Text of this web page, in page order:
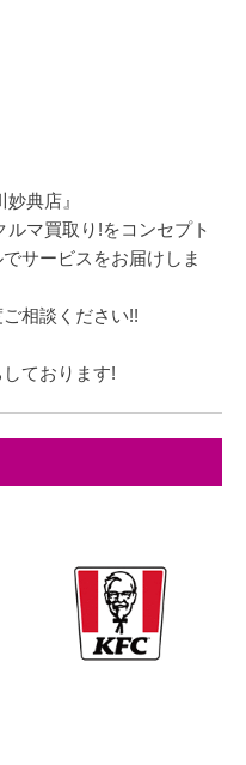
典店』
マ買取り!をコンセプト
サービスをお届けしま
相談ください!!
ております!